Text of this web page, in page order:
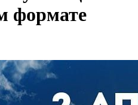
формате